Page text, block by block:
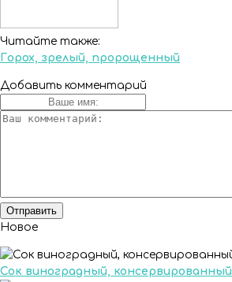
Читайте также:
Горох, зрелый, пророщенный
Добавить комментарий
Новое
Сок виноградный, консервированный